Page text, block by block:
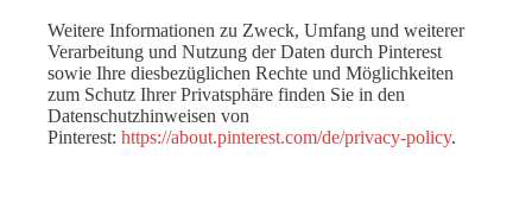
Weitere Informationen zu Zweck, Umfang und weiterer
Verarbeitung und Nutzung der Daten durch Pinterest
sowie Ihre diesbezüglichen Rechte und Möglichkeiten
zum Schutz Ihrer Privatsphäre finden Sie in den
Datenschutzhinweisen von
Pinterest:https://about.pinterest.com/de/privacy-policy.